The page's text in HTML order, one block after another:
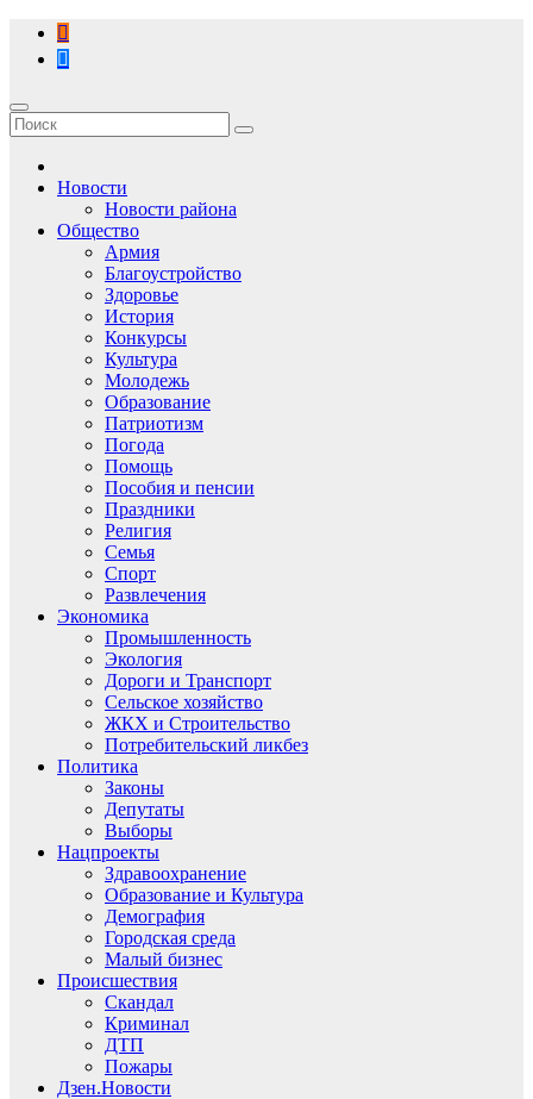
Перейти
содержимому
Новости
Новости района
Общество
Армия
Благоустройство
Здоровье
История
Конкурсы
Культура
Молодежь
Образование
Патриотизм
Погода
Помощь
Пособия и пенсии
Праздники
Религия
Семья
Спорт
Развлечения
Экономика
Промышленность
Экология
Дороги и Транспорт
Сельское хозяйство
ЖКХ и Строительство
Потребительский ликбез
Политика
Законы
Депутаты
Выборы
Нацпроекты
Здравоохранение
Образование и Культура
Демография
Городская среда
Малый бизнес
Происшествия
Скандал
Криминал
ДТП
Пожары
Дзен.Новости